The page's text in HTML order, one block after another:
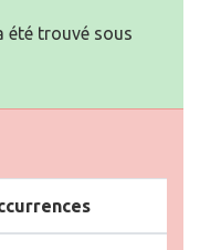
été trouvé sous